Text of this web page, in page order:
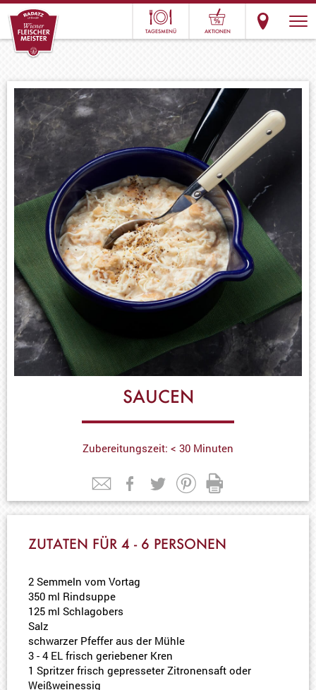
TAGESMENÜ AKTIONEN
SAUCEN
Zubereitungszeit: < 30 Minuten
ZUTATEN FÜR 4 - 6 PERSONEN
2 Semmeln vom Vortag
350 ml Rindsuppe
125 ml Schlagobers
Salz
schwarzer Pfeffer aus der Mühle
3 - 4 EL frisch geriebener Kren
1 Spritzer frisch gepresseter Zitronensaft oder
Weißweinessig